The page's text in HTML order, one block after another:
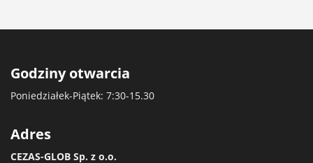
Godziny otwarcia
Poniedziałek-Piątek: 7:30-15.30
Adres
CEZAS-GLOB Sp. z o.o.